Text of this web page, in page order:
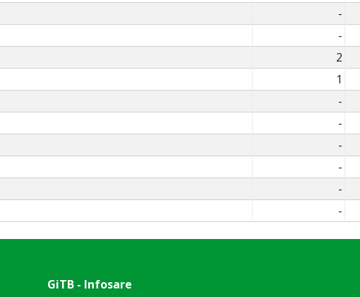
-
-
2
1
-
-
-
-
-
-
GiTB - Infosare